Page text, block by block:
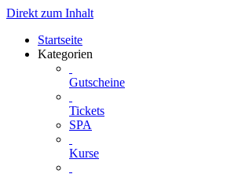
Direkt zum Inhalt
Startseite
Kategorien
Gutscheine
Tickets
SPA
Kurse